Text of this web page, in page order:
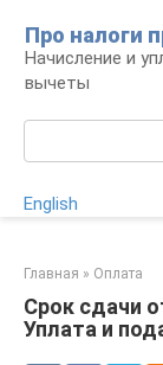
контенту
Про налоги
Начисление и
вычеты
English
Главная » Оплата
Срок сдачи
Уплата и